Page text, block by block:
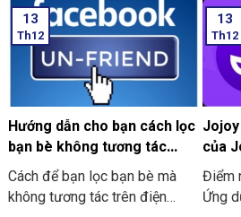
13
Th12
Hướng dẫn cho bạn cách lọc
bạn bè không tương tác
trên Facebook nhanh 2024
Cách để bạn lọc bạn bè mà
không tương tác trên điện
13
Th12
của
Điểm
Ứng